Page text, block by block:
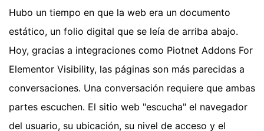
Hubo un tiempo en que la web era un documento
estático, un folio digital que se leía de arriba abajo.
Hoy, gracias a integraciones como Piotnet Addons For
Elementor Visibility, las páginas son más parecidas a
conversaciones. Una conversación requiere que ambas
partes escuchen. El sitio web "escucha" el navegador
del usuario, su ubicación, su nivel de acceso y el